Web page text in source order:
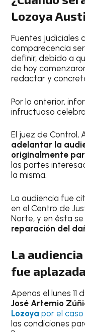
Lozoya
Fuentes judiciales
comparecencia
definir, debido a
de hoy
redactar y
Por lo anterior,
infructuoso
El juez de Control,
adelantar la
originalmente
las partes
la misma.
La audiencia fue
en el Centro de
Norte, y en ésta
reparación del
La
fue aplazada
Apenas el lunes 11
José Artemio
Lozoyapor el
las condiciones